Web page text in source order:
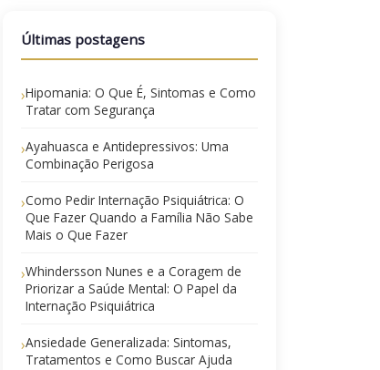
Últimas postagens
›Hipomania: O Que É, Sintomas e Como
Tratar com Segurança
›Ayahuasca e Antidepressivos: Uma
Combinação Perigosa
›Como Pedir Internação Psiquiátrica: O
Que Fazer Quando a Família Não Sabe
Mais o Que Fazer
›Whindersson Nunes e a Coragem de
Priorizar a Saúde Mental: O Papel da
Internação Psiquiátrica
›Ansiedade Generalizada: Sintomas,
Tratamentos e Como Buscar Ajuda